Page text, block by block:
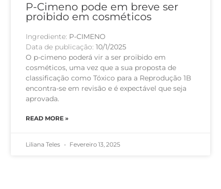
P-Cimeno pode em breve ser
proibido em cosméticos
Ingrediente: P-CIMENO
Data de publicação:10/1/2025
O p-cimeno poderá vir a ser proibido em
cosméticos, uma vez que a sua proposta de
classificação como Tóxico para a Reprodução 1B
encontra-se em revisão e é expectável que seja
aprovada.
READ MORE »
Liliana Teles Fevereiro 13, 2025